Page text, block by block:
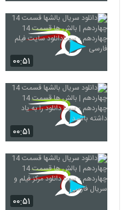
۰۰:۵۱
۰۰:۵۱
۰۰:۵۱